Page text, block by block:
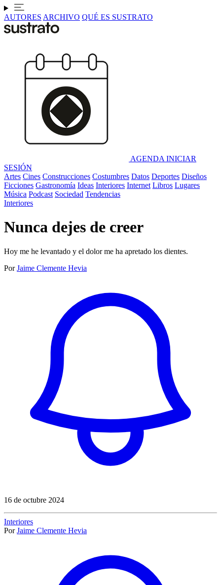
AUTORES ARCHIVO QUÉ ES SUSTRATO
AGENDA INICIAR
SESIÓN
Artes Cines Construcciones Costumbres Datos Deportes Diseños
Ficciones Gastronomía Ideas Interiores Internet Libros Lugares
Música Podcast Sociedad Tendencias
Interiores
Nunca dejes de creer
Hoy me he levantado y el dolor me ha apretado los dientes.
Por Jaime Clemente Hevia
16 de octubre 2024
Interiores
Por Jaime Clemente Hevia